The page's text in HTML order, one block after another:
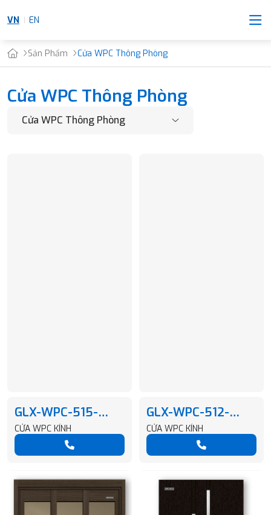
VN EN
Sản Phẩm Cửa WPC Thông Phòng
Cửa WPC Thông Phòng
GLX-WPC-515-
GD303-Q5
CỬA WPC KÍNH
GLX-WPC-512-
GD303-Q5
CỬA WPC KÍNH